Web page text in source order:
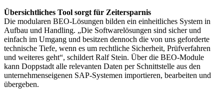
Übersichtliches Tool sorgt für Zeitersparnis
Die modularen BEO-Lösungen bilden ein einheitliches System in
Aufbau und Handling. „Die Softwarelösungen sind sicher und
einfach im Umgang und besitzen dennoch die von uns geforderte
technische Tiefe, wenn es um rechtliche Sicherheit, Prüfverfahren
und weiteres geht“, schildert Ralf Stein. Über die BEO-Module
kann Doppstadt alle relevanten Daten per Schnittstelle aus den
unternehmenseigenen SAP-Systemen importieren, bearbeiten und
übergeben.